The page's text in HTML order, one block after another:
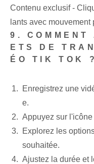
Contenu exclusif -
lants avec mouvement
9. COMMENT
ETS DE
ÉO TIK TOK ?
Enregistrez une
e.
Appuyez sur
Explorez les
souhaitée.
Ajustez la durée et